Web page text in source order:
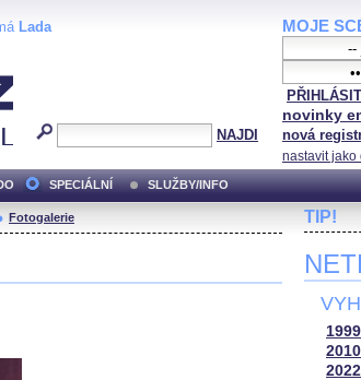
Lada
NAJDI
MOJE
PŘIHLÁSIT
novinky
nová
nastavit jako
SPECIÁLNÍ SLUŽBY/INFO
Fotogalerie TIP!
1999
2010
2022